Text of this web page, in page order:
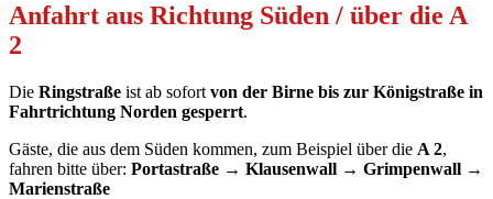
Anfahrt aus Richtung Süden / über die A
2
Die Ringstraße ist ab sofort von der Birne bis zur Königstraße in
Fahrtrichtung Norden gesperrt.
Gäste, die aus dem Süden kommen, zum Beispiel über die A 2,
fahren bitte über: Portastraße → Klausenwall → Grimpenwall →
Marienstraße